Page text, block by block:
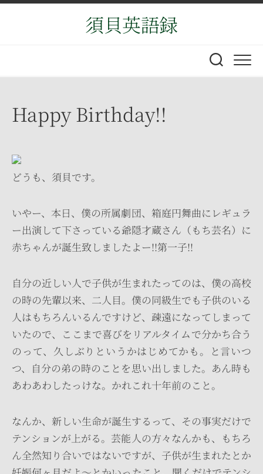
Skip
須貝英語録
Happy Birthday!!
どうも、須貝です。
いやー、本日、僕の所属劇団、箱庭円舞曲にレギュラ
ー出演して下さっている爺隠才蔵さん（もち芸名）に
赤ちゃんが誕生致しましたよー!!第一子!!
自分の近しい人で子供が生まれたってのは、僕の高校
の時の先輩以来、二人目。僕の同級生でも子供のいる
人はもちろんいるんですけど、疎遠になってしまって
いたので、ここまで喜びをリアルタイムで分かち合う
のって、久しぶりというかはじめてかも。と言いつ
つ、自分の弟の時のことを思い出しました。あん時も
あわあわしたっけな。かれこれ十年前のこと。
なんか、新しい生命が誕生するって、その事実だけで
テンションが上がる。芸能人の方々なんかも、もちろ
ん全然知り合いではないですが、子供が生まれたとか